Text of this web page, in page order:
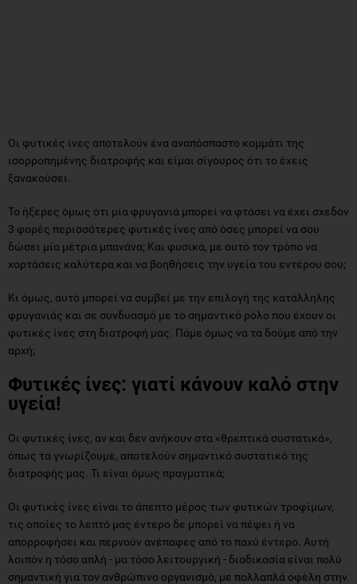
Οι φυτικές ίνες αποτελούν ένα αναπόσπαστο κομμάτι της
ισορροπημένης διατροφής και είμαι σίγουρος ότι το έχεις
ξανακούσει.
Το ήξερες όμως ότι μία φρυγανιά μπορεί να φτάσει να έχει σχεδόν
3 φορές περισσότερες φυτικές ίνες από όσες μπορεί να σου
δώσει μία μέτρια μπανάνα; Και φυσικά, με αυτό τον τρόπο να
χορτάσεις καλύτερα και να βοηθήσεις την υγεία του εντέρου σου;
Κι όμως, αυτό μπορεί να συμβεί με την επιλογή της κατάλληλης
φρυγανιάς και σε συνδυασμό με το σημαντικό ρόλο που έχουν οι
φυτικές ίνες στη διατροφή μας. Πάμε όμως να τα δούμε από την
αρχή;
Φυτικές ίνες: γιατί κάνουν καλό στην
υγεία!
Οι φυτικές ίνες, αν και δεν ανήκουν στα «θρεπτικά συστατικά»,
όπως τα γνωρίζουμε, αποτελούν σημαντικό συστατικό της
διατροφής μας. Τι είναι όμως πραγματικά;
Οι φυτικές ίνες είναι το άπεπτο μέρος των φυτικών τροφίμων,
τις οποίες το λεπτό μας έντερο δε μπορεί να πέψει ή να
απορροφήσει και περνούν ανέπαφες από το παχύ έντερο. Αυτή
λοιπόν η τόσο απλή - μα τόσο λειτουργική - διαδικασία είναι πολύ
σημαντική για τον ανθρώπινο οργανισμό, με πολλαπλά οφέλη στην